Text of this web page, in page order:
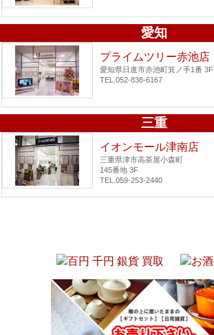
愛知
プライムツリー赤池店
愛知県日進市赤池町箕ノ手1番 3F
TEL.052-838-6167
三重
イオンモール津南店
三重県津市高茶屋小森町
145番地 3F
TEL.059-253-2440